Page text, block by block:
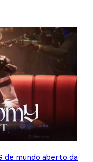
de mundo aberto da